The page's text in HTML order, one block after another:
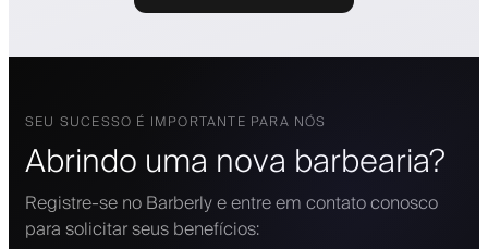
SEU SUCESSO É IMPORTANTE PARA NÓS
Abrindo uma nova barbearia?
Registre-se no Barberly e entre em contato conosco
para solicitar seus benefícios: